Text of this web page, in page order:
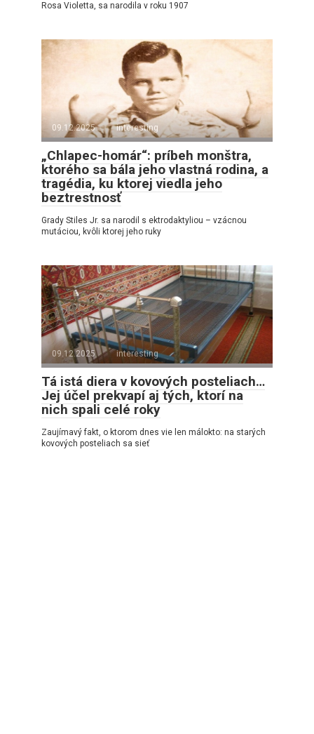
Rosa Violetta, sa narodila v roku 1907
09.12.2025 interesting
„Chlapec-homár“: príbeh monštra,
ktorého sa bála jeho vlastná rodina, a
tragédia, ku ktorej viedla jeho
beztrestnosť
Grady Stiles Jr. sa narodil s ektrodaktyliou – vzácnou
mutáciou, kvôli ktorej jeho ruky
09.12.2025 interesting
Tá istá diera v kovových posteliach…
Jej účel prekvapí aj tých, ktorí na
nich spali celé roky
Zaujímavý fakt, o ktorom dnes vie len málokto: na starých
kovových posteliach sa sieť